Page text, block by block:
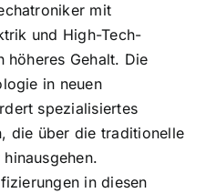
mit
und High-Tech-
höheres Gehalt. Die
in neuen
spezialisiertes
die über die traditionelle
in diesen